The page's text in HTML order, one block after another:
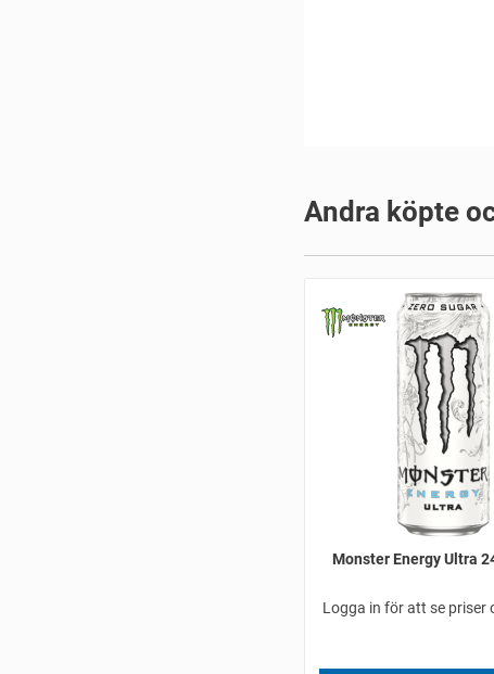
Andra köpte
Monster Energy Ultra
Logga in för att se priser